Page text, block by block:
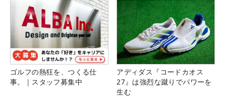
ゴルフの熱狂を、つくる仕
事。｜スタッフ募集中
アディダス『コードカオス
27』は強烈な蹴りでパワーを
生む